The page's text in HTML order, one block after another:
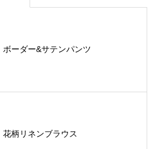
ボーダー&サテンパンツ
花柄リネンブラウス